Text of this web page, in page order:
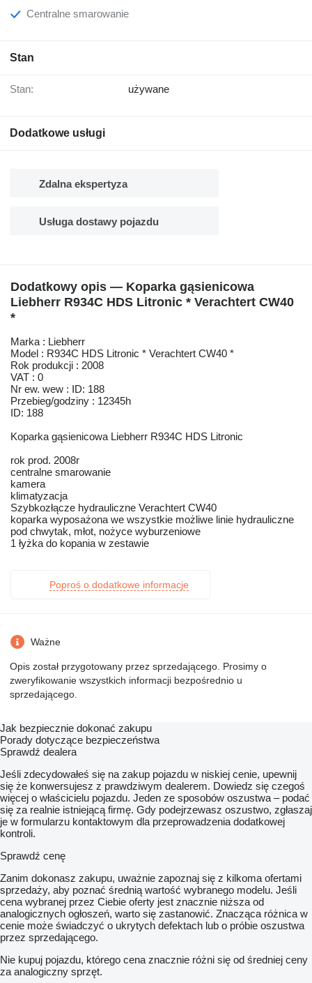
Centralne smarowanie
Stan
Stan: używane
Dodatkowe usługi
Zdalna ekspertyza
Usługa dostawy pojazdu
Dodatkowy opis — Koparka gąsienicowa
Liebherr R934C HDS Litronic * Verachtert CW40
*
Marka : Liebherr
Model : R934C HDS Litronic * Verachtert CW40 *
Rok produkcji : 2008
VAT : 0
Nr ew. wew : ID: 188
Przebieg/godziny : 12345h
ID: 188
Koparka gąsienicowa Liebherr R934C HDS Litronic
rok prod. 2008r
centralne smarowanie
kamera
klimatyzacja
Szybkozłącze hydrauliczne Verachtert CW40
koparka wyposażona we wszystkie możliwe linie hydrauliczne
pod chwytak, młot, nożyce wyburzeniowe
1 łyżka do kopania w zestawie
Poproś o dodatkowe informacje
Ważne
Opis został przygotowany przez sprzedającego. Prosimy o
zweryfikowanie wszystkich informacji bezpośrednio u
sprzedającego.
Jak bezpiecznie dokonać zakupu
Porady dotyczące bezpieczeństwa
Sprawdź dealera
Jeśli zdecydowałeś się na zakup pojazdu w niskiej cenie, upewnij
się że konwersujesz z prawdziwym dealerem. Dowiedz się czegoś
więcej o właścicielu pojazdu. Jeden ze sposobów oszustwa – podać
się za realnie istniejącą firmę. Gdy podejrzewasz oszustwo, zgłaszaj
je w formularzu kontaktowym dla przeprowadzenia dodatkowej
kontroli.
Sprawdź cenę
Zanim dokonasz zakupu, uważnie zapoznaj się z kilkoma ofertami
sprzedaży, aby poznać średnią wartość wybranego modelu. Jeśli
cena wybranej przez Ciebie oferty jest znacznie niższa od
analogicznych ogłoszeń, warto się zastanowić. Znacząca różnica w
cenie może świadczyć o ukrytych defektach lub o próbie oszustwa
przez sprzedającego.
Nie kupuj pojazdu, którego cena znacznie różni się od średniej ceny
za analogiczny sprzęt.